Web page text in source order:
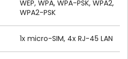
WEP, WPA, WPA-PSK, WPA2,
WPA2-PSK
1x micro-SIM, 4x RJ-45 LAN